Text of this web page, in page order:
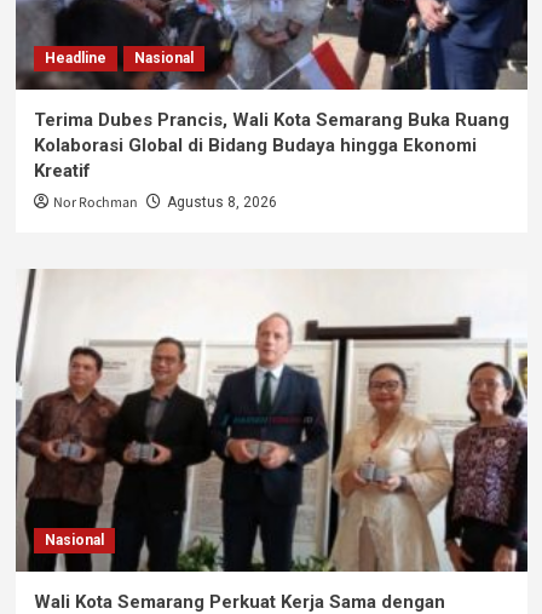
Headline Nasional
Terima Dubes Prancis, Wali Kota Semarang Buka Ruang
Kolaborasi Global di Bidang Budaya hingga Ekonomi
Kreatif
Nor Rochman Agustus 8, 2026
Nasional
Wali Kota Semarang Perkuat Kerja Sama dengan